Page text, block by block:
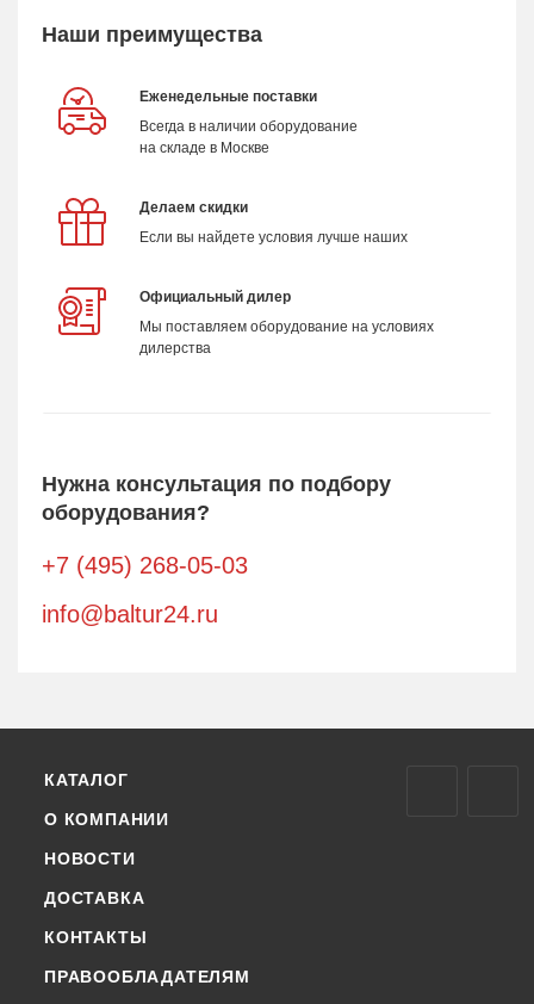
Наши преимущества
Еженедельные поставки
Всегда в наличии оборудование
на складе в Москве
Делаем скидки
Если вы найдете условия лучше наших
Официальный дилер
Мы поставляем оборудование на условиях
дилерства
Нужна консультация по подбору
оборудования?
+7 (495) 268-05-03
info@baltur24.ru
КАТАЛОГ
О КОМПАНИИ
НОВОСТИ
ДОСТАВКА
КОНТАКТЫ
ПРАВООБЛАДАТЕЛЯМ